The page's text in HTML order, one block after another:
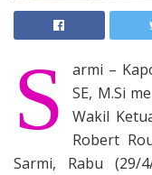
S
armi –
SE, M.Si
Wakil
Robert
Sarmi, Rabu (29/